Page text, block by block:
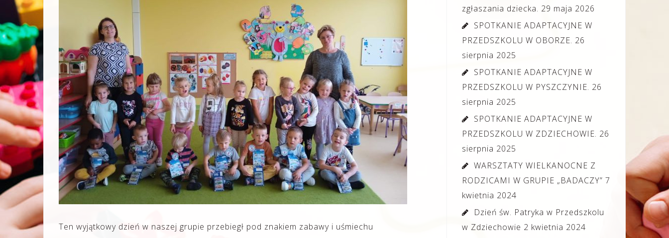
Ten wyjątkowy dzień w naszej grupie przebiegł pod znakiem zabawy i uśmiechu
zgłaszania dziecka. 29 maja 2026
SPOTKANIE ADAPTACYJNE W
PRZEDSZKOLU W OBORZE. 26
sierpnia 2025
SPOTKANIE ADAPTACYJNE W
PRZEDSZKOLU W PYSZCZYNIE. 26
sierpnia 2025
SPOTKANIE ADAPTACYJNE W
PRZEDSZKOLU W ZDZIECHOWIE. 26
sierpnia 2025
WARSZTATY WIELKANOCNE Z
RODZICAMI W GRUPIE „BADACZY” 7
kwietnia 2024
Dzień św. Patryka w Przedszkolu
w Zdziechowie 2 kwietnia 2024